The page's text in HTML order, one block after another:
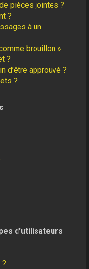
pièces jointes ?
?
à un
brouillon »
?
d’être approuvé ?
?
d’utilisateurs
?